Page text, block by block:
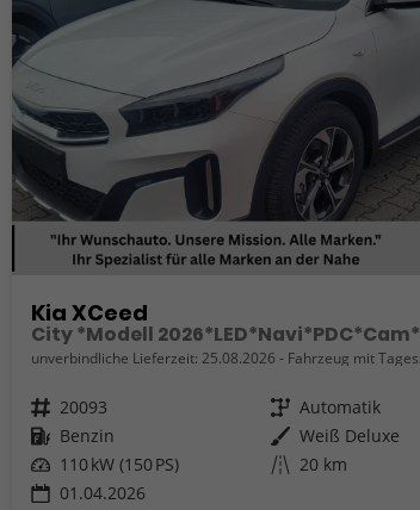
Kia XCeed
City *Modell
unverbindliche Lieferzeit:25.08.2026 Fahrzeug mit
Fahrzeugnr. 20093 Getriebe Automatik
Kraftstoff Benzin Außenfarbe Weiß Deluxe
Leistung 110 kW (150 PS) Kilometerstand 20 km
01.04.2026